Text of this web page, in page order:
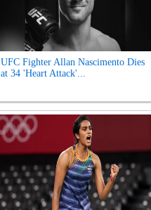
UFC Fighter Allan Nascimento Dies
at 34 'Heart Attack'...